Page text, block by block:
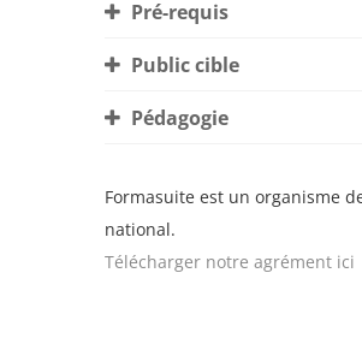
Pré-requis
Public cible
Pédagogie
Formasuite est un organisme
national.
Télécharger notre agrément ici